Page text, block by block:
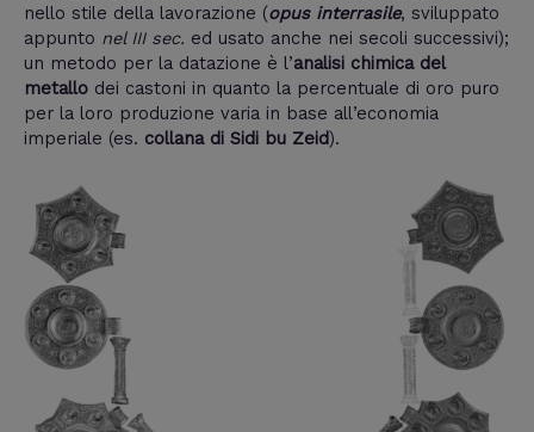
nello stile della lavorazione (opus interrasile, sviluppato
appunto nel III sec. ed usato anche nei secoli successivi);
un metodo per la datazione è l’analisi chimica del
metallo dei castoni in quanto la percentuale di oro puro
per la loro produzione varia in base all’economia
imperiale (es. collana di Sidi bu Zeid).